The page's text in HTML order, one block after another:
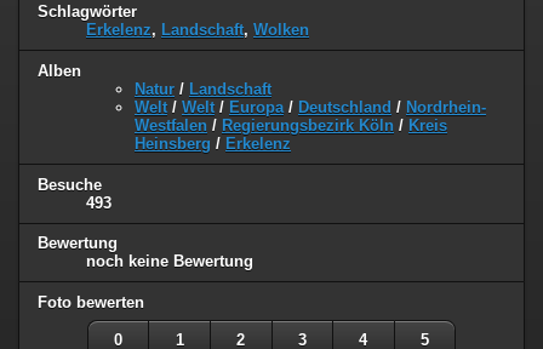
Schlagwörter
Erkelenz, Landschaft, Wolken
Alben
Natur / Landschaft
Welt / Welt / Europa / Deutschland / Nordrhein-
Westfalen / Regierungsbezirk Köln / Kreis
Heinsberg / Erkelenz
Besuche
493
Bewertung
noch keine Bewertung
Foto bewerten
0 1 2 3 4 5